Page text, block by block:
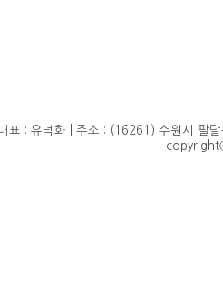
표 : 유덕화 | 주소 : (16261) 수원시 팔